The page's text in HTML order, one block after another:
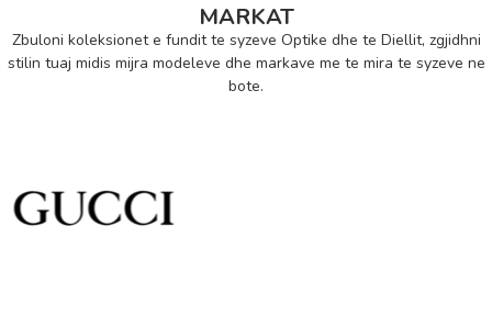
MARKAT
Zbuloni koleksionet e fundit te syzeve Optike dhe te Diellit, zgjidhni
stilin tuaj midis mijra modeleve dhe markave me te mira te syzeve ne
bote.